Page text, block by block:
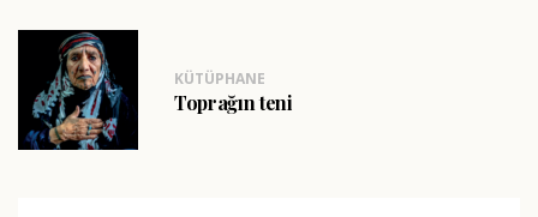
KÜTÜPHANE
Toprağın teni